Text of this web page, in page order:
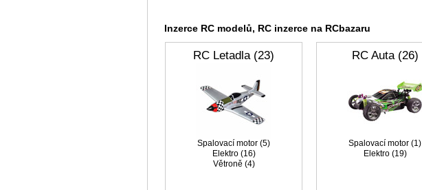
Inzerce RC modelů, RC inzerce na RCbazaru
RC Letadla (23)
Spalovací­ motor (5)
Elektro (16)
Větroně (4)
RC Auta (26)
Spalovací motor (1)
Elektro (19)